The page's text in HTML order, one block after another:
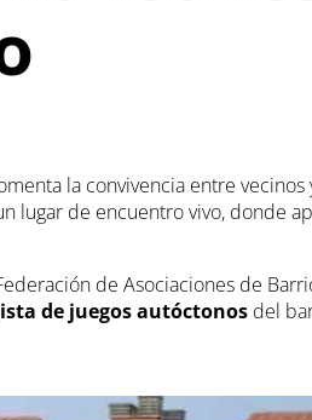
la convivencia entre vecinos
lugar de encuentro vivo, donde
de Asociaciones de
de juegos autóctonos del